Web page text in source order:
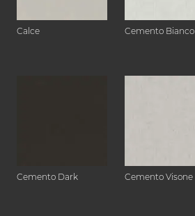
Calce Cemento Bianco
Cemento Dark Cemento Visone